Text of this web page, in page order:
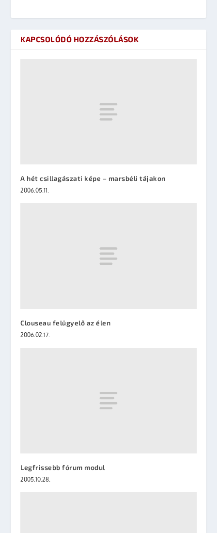
KAPCSOLÓDÓ HOZZÁSZÓLÁSOK
A hét csillagászati képe – marsbéli tájakon
2006.05.11.
Clouseau felügyelő az élen
2006.02.17.
Legfrissebb fórum modul
2005.10.28.